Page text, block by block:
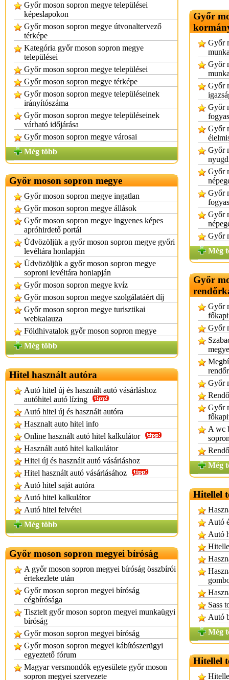
Győr moson sopron megye települései
képeslapokon
Győr moson sopron megye útvonaltervező
térképe
Kategória győr moson sopron megye
települései
Győr moson sopron megye települései
Győr moson sopron megye térképe
Győr moson sopron megye településeinek
irányítószáma
Győr moson sopron megye településeinek
várható időjárása
Győr moson sopron megye városai
Még több
Győr moson sopron megye
Győr moson sopron megye ingatlan
Győr moson sopron megye állások
Győr moson sopron megye ingyenes képes
apróhirdető portál
Üdvözöljük a győr moson sopron megye győri
levéltára honlapján
Üdvözöljük a győr moson sopron megye
soproni levéltára honlapján
Győr moson sopron megye kvíz
Győr moson sopron megye szolgálatáért díj
Győr moson sopron megye turisztikai
webkalauza
Földhivatalok győr moson sopron megye
Még több
Hitel használt autóra
Autó hitel új és használt autó vásárláshoz
autóhitel autó lízing
Autó hitel új és használt autóra
Hasznalt auto hitel info
Online használt autó hitel kalkulátor
Használt autó hitel kalkulátor
Hitel új és használt autó vásárláshoz
Hitel használt autó vásárlásához
Autó hitel saját autóra
Autó hitel kalkulátor
Autó hitel felvétel
Még több
Győr moson sopron megyei bíróság
A győr moson sopron megyei bíróság összbírói
értekezlete után
Győr moson sopron megyei bíróság
cégbírósága
Tisztelt győr moson sopron megyei munkaügyi
bíróság
Győr moson sopron megyei bíróság
Győr moson sopron megyei kábítószerügyi
egyeztető fórum
Magyar versmondók egyesülete győr moson
sopron megyei szervezete
Győr
Győr
Győr
Győr
Győr
Győr
Győr
Győr
Győr
Győr
Győr
Még
Győr
Győr
Győr
Győr
Győr
A wc
Még
Hitellel
Autó
Autó
Sass
Autó
Még
Hitellel